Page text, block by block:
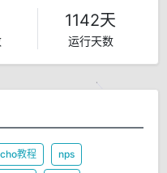
1142天
运行天数
教程 nps